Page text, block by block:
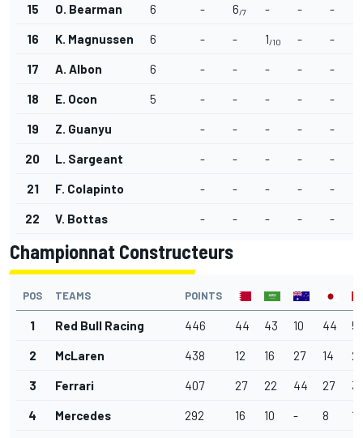
15 O. Bearman 6 - 6/7 - - -
16 K. Magnussen 6 - - 1/10 - -
17 A. Albon 6 - - - - -
18 E. Ocon 5 - - - - -
19 Z. Guanyu - - - - -
20 L. Sargeant - - - - -
21 F. Colapinto - - - - -
22 V. Bottas - - - - -
Championnat Constructeurs
POS TEAMS POINTS
1 Red Bull Racing 446 44 43 10 44
2 McLaren 438 12 16 27 14 27
3 Ferrari 407 27 22 44 27 31
4 Mercedes 292 16 10 - 8 18